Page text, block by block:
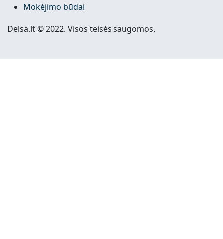
Mokėjimo būdai
Delsa.lt © 2022. Visos teisės saugomos.